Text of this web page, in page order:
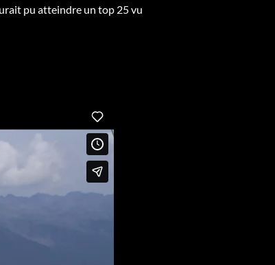
pu atteindre un top 25 vu